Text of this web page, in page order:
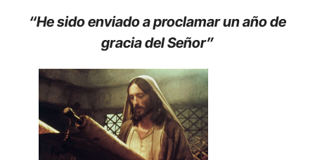
“He sido enviado a proclamar un año de
gracia del Señor”